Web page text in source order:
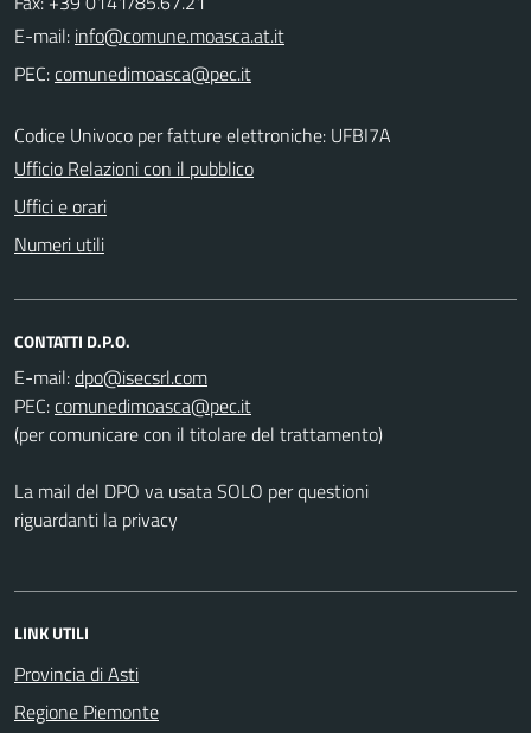
E-mail:
PEC:
Codice Univoco per fatture elettroniche: UFBI7A
Ufficio Relazioni con il pubblico
Uffici e orari
Numeri utili
CONTATTI D.P.O.
E-mail:
PEC:
(per comunicare con il titolare del trattamento)
La mail del DPO va usata SOLO per questioni
riguardanti la privacy
LINK UTILI
Provincia di Asti
Regione Piemonte